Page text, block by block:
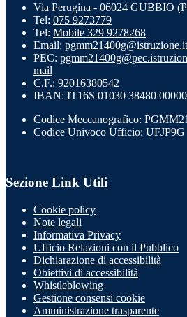
Via Perugina - 06024 GUBBIO
Tel: 075 9273779
Tel: Mobile 329 9278268
Email: pgmm21400g@istruzione.it
PEC:
mail
C.F.: 92016380542
IBAN: IT16S 01030 38480
Codice Meccanografico:
Codice Univoco Ufficio: UFJP9G
Sezione Link Utili
Cookie policy
Note legali
Informativa Privacy
Ufficio Relazioni con il Pubblico
Dichiarazione di accessibilità
Obiettivi di accessibilità
Whistleblowing
Gestione consensi cookie
Amministrazione trasparente